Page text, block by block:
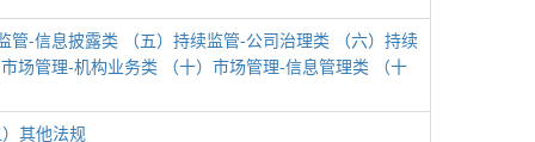
管-信息披露类 （五）持续监管-公司治理类
（六）持续
市场管理-机构业务类 （十）市场管理-信息管理类
（十
）其他法规